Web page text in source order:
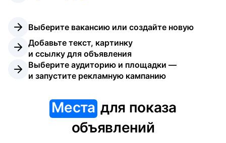
Выберите вакансию или создайте новую
Добавьте текст, картинку
и ссылку для объявления
Выберите аудиторию и площадки —
и запустите рекламную кампанию
Местадля показа
объявлений